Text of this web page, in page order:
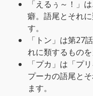
「えるぅ～！」
癖。語尾とそれ
す。
「トン」は第27
れに類するものを
「プカ」は「プ
プーカの語尾と
ます。